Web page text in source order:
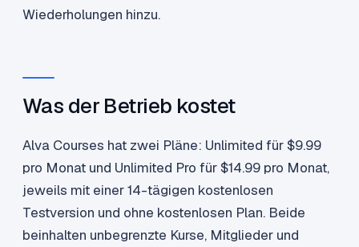
Wiederholungen hinzu.
Was der Betrieb kostet
Alva Courses hat zwei Pläne: Unlimited für $9.99
pro Monat und Unlimited Pro für $14.99 pro Monat,
jeweils mit einer 14-tägigen kostenlosen
Testversion und ohne kostenlosen Plan. Beide
beinhalten unbegrenzte Kurse, Mitglieder und